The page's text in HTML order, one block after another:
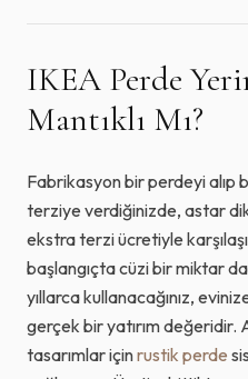
IKEA Perde
Mantıklı Mı?
Fabrikasyon bir perdeyi alıp
terziye verdiğinizde, astar
ekstra terzi ücretiyle
başlangıçta cüzi bir miktar
yıllarca kullanacağınız,
gerçek bir yatırım değeridir.
tasarımlar içinrustik perde